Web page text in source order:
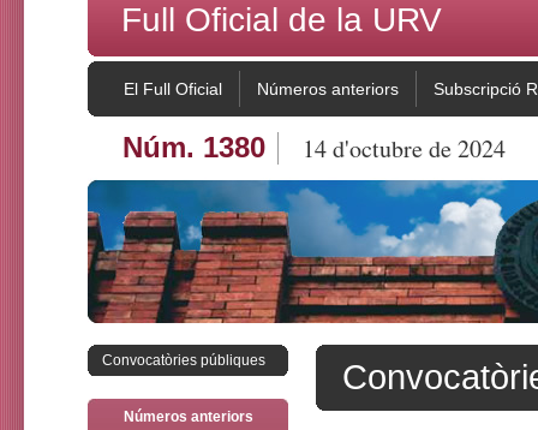
Full Oficial de la URV
El Full Oficial Números anteriors Subscripció
Núm. 1380 14 d'octubre de 2024
Convocatòries públiques
Números anteriors